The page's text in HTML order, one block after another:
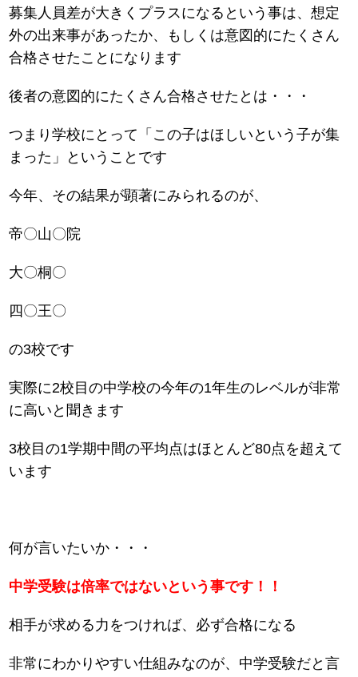
募集人員差が大きくプラスになるという事は、想定
外の出来事があったか、もしくは意図的にたくさん
合格させたことになります
後者の意図的にたくさん合格させたとは・・・
つまり学校にとって「この子はほしいという子が集
まった」ということです
今年、その結果が顕著にみられるのが、
帝〇山〇院
大〇桐〇
四〇王〇
の3校です
実際に2校目の中学校の今年の1年生のレベルが非常
に高いと聞きます
3校目の1学期中間の平均点はほとんど80点を超えて
います
何が言いたいか・・・
中学受験は倍率ではないという事です！！
相手が求める力をつければ、必ず合格になる
非常にわかりやすい仕組みなのが、中学受験だと言